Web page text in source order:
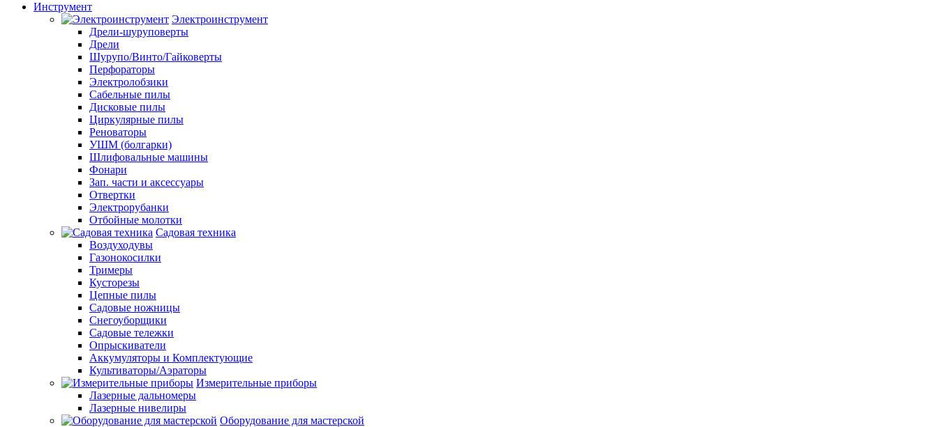
Инструмент
Электроинструмент
Дрели-шуруповерты
Дрели
Шурупо/Винто/Гайковерты
Перфораторы
Электролобзики
Сабельные пилы
Дисковые пилы
Циркулярные пилы
Реноваторы
УШМ (болгарки)
Шлифовальные машины
Фонари
Зап. части и аксессуары
Отвертки
Электрорубанки
Отбойные молотки
Садовая техника
Воздуходувы
Газонокосилки
Тримеры
Кусторезы
Цепные пилы
Садовые ножницы
Снегоуборщики
Садовые тележки
Опрыскиватели
Аккумуляторы и Комплектующие
Культиваторы/Аэраторы
Измерительные приборы
Лазерные дальномеры
Лазерные нивелиры
Оборудование для мастерской